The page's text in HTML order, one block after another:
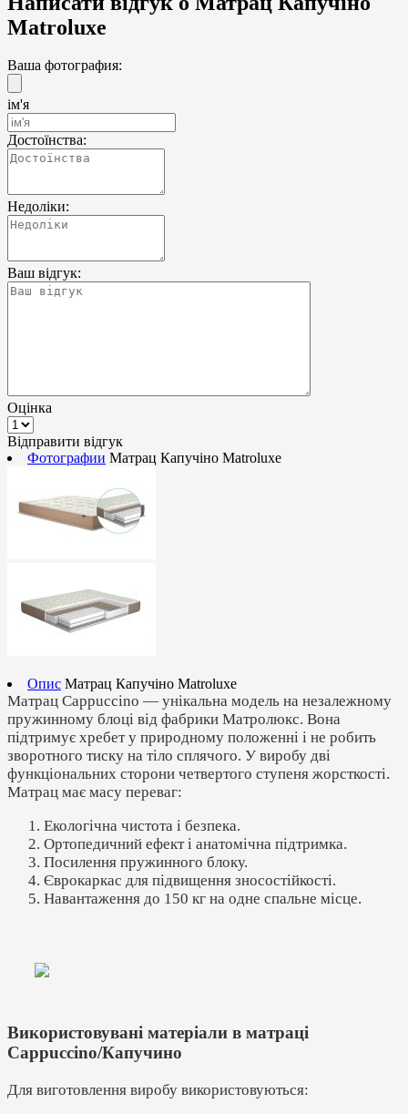
Matroluxe
Ваша фотография:
ім'я
Достоїнства:
Недоліки:
Ваш відгук:
Оцінка
Відправити відгук
Фотографии Матрац Капучіно Matroluxe
Опис Матрац Капучіно Matroluxe
Матрац Cappuccino — унікальна модель на незалежному
пружинному блоці від фабрики Матролюкс. Вона
підтримує хребет у природному положенні і не робить
зворотного тиску на тіло сплячого. У виробу дві
функціональних сторони четвертого ступеня жорсткості.
Матрац має масу переваг:
Екологічна чистота і безпека.
Ортопедичний ефект і анатомічна підтримка.
Посилення пружинного блоку.
Єврокаркас для підвищення зносостійкості.
Навантаження до 150 кг на одне спальне місце.
Використовувані матеріали в матраці
Cappuccino/Капучино
Для виготовлення виробу використовуються: